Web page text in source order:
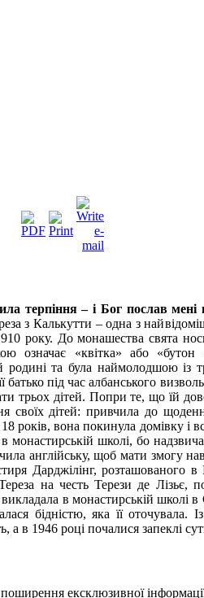
терпіння – і Бог послав
з Калькутти – одна з
року. До монашества свята
означає «квітка» або
родині та була наймолодшою із
батько під час албанського
трьох дітей. Попри те, що їй
своїх дітей: привчила до
років, вона покинула домівку і
школі, бо
англійську, щоб мати змогу
Дарджілінг, розташованого
на честь Терези де Лізьє,
в монастирській школі
бідністю, яка її
а в 1946 році почалися запеклі
ексклюзивної